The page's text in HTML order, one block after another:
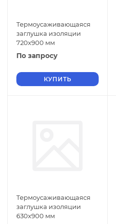
Термоусаживающаяся
заглушка изоляции
720х900 мм
По запросу
КУПИТЬ
Термоусаживающаяся
заглушка изоляции
630х900 мм